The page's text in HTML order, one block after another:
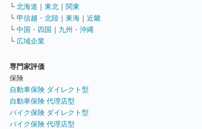
└ 北海道 ｜ 東北 ｜ 関東
└ 甲信越・北陸 ｜ 東海 ｜ 近畿
└ 中国・四国 ｜ 九州・沖縄
└ 広域企業
専門家評価
保険
自動車保険 ダイレクト型
自動車保険 代理店型
バイク保険 ダイレクト型
バイク保険 代理店型